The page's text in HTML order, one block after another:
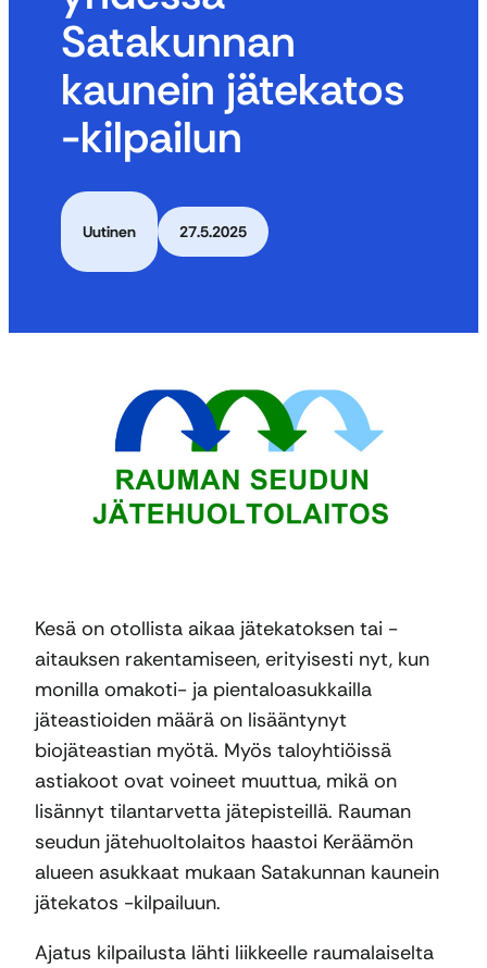
Satakunnan
kaunein jätekatos
-kilpailun
Uutinen 27.5.2025
Kesä on otollista aikaa jätekatoksen tai -
aitauksen rakentamiseen, erityisesti nyt, kun
monilla omakoti- ja pientaloasukkailla
jäteastioiden määrä on lisääntynyt
biojäteastian myötä. Myös taloyhtiöissä
astiakoot ovat voineet muuttua, mikä on
lisännyt tilantarvetta jätepisteillä. Rauman
seudun jätehuoltolaitos haastoi Keräämön
alueen asukkaat mukaan Satakunnan kaunein
jätekatos -kilpailuun.
Ajatus kilpailusta lähti liikkeelle raumalaiselta